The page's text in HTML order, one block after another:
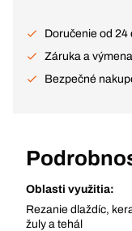
Doručenie od 24
Záruka a výmena
Bezpečné
Oblasti využitia:
Rezanie dlaždíc,
žuly a tehál